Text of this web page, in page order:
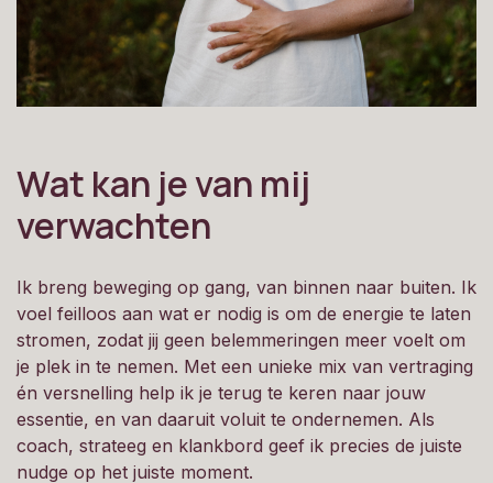
Wat kan je van mij
verwachten
Ik breng beweging op gang, van binnen naar buiten. Ik
voel feilloos aan wat er nodig is om de energie te laten
stromen, zodat jij geen belemmeringen meer voelt om
je plek in te nemen. Met een unieke mix van vertraging
én versnelling help ik je terug te keren naar jouw
essentie, en van daaruit voluit te ondernemen. Als
coach, strateeg en klankbord geef ik precies de juiste
nudge op het juiste moment.